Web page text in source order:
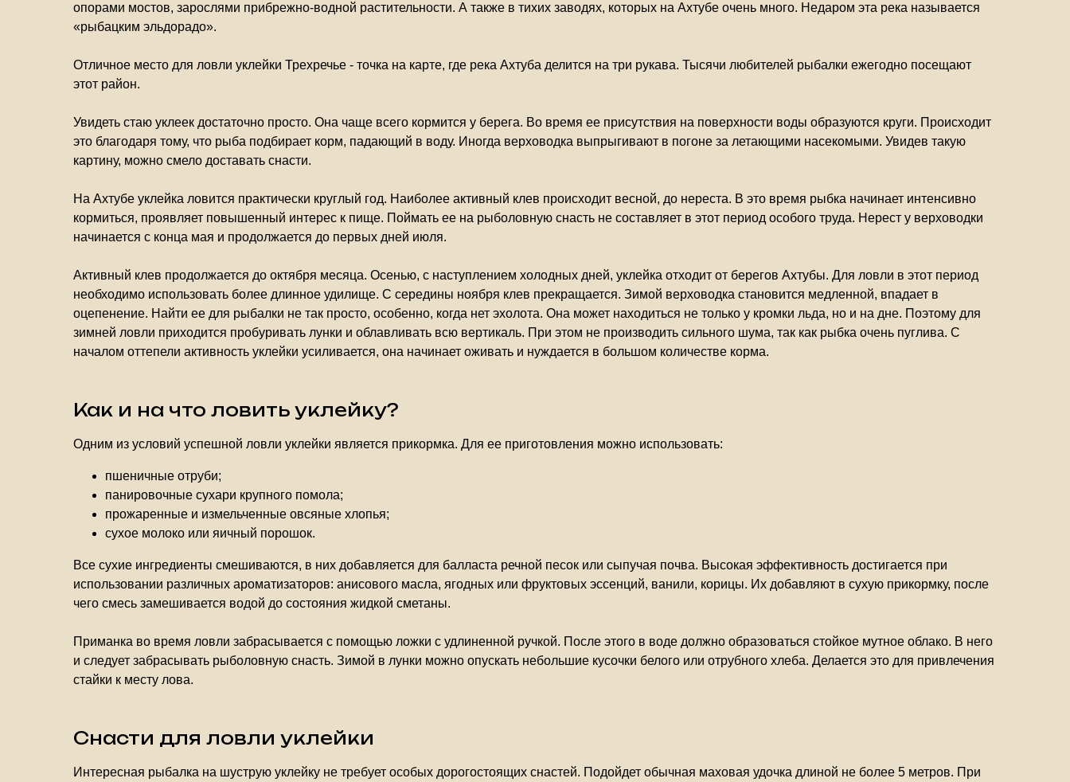
опорами мостов, зарослями прибрежно-водной растительности. А также в тихих заводях, которых на Ахтубе очень много. Недаром эта река называется
«рыбацким эльдорадо».
Отличное место для ловли уклейки Трехречье - точка на карте, где река Ахтуба делится на три рукава. Тысячи любителей рыбалки ежегодно посещают
этот район.
Увидеть стаю уклеек достаточно просто. Она чаще всего кормится у берега. Во время ее присутствия на поверхности воды образуются круги. Происходит
это благодаря тому, что рыба подбирает корм, падающий в воду. Иногда верховодка выпрыгивают в погоне за летающими насекомыми. Увидев такую
картину, можно смело доставать снасти.
На Ахтубе уклейка ловится практически круглый год. Наиболее активный клев происходит весной, до нереста. В это время рыбка начинает интенсивно
кормиться, проявляет повышенный интерес к пище. Поймать ее на рыболовную снасть не составляет в этот период особого труда. Нерест у верховодки
начинается с конца мая и продолжается до первых дней июля.
Активный клев продолжается до октября месяца. Осенью, с наступлением холодных дней, уклейка отходит от берегов Ахтубы. Для ловли в этот период
необходимо использовать более длинное удилище. С середины ноября клев прекращается. Зимой верховодка становится медленной, впадает в
оцепенение. Найти ее для рыбалки не так просто, особенно, когда нет эхолота. Она может находиться не только у кромки льда, но и на дне. Поэтому для
зимней ловли приходится пробуривать лунки и облавливать всю вертикаль. При этом не производить сильного шума, так как рыбка очень пуглива. С
началом оттепели активность уклейки усиливается, она начинает оживать и нуждается в большом количестве корма.
Как и на что ловить уклейку?
Одним из условий успешной ловли уклейки является прикормка. Для ее приготовления можно использовать:
пшеничные отруби;
панировочные сухари крупного помола;
прожаренные и измельченные овсяные хлопья;
сухое молоко или яичный порошок.
Все сухие ингредиенты смешиваются, в них добавляется для балласта речной песок или сыпучая почва. Высокая эффективность достигается при
использовании различных ароматизаторов: анисового масла, ягодных или фруктовых эссенций, ванили, корицы. Их добавляют в сухую прикормку, после
чего смесь замешивается водой до состояния жидкой сметаны.
Приманка во время ловли забрасывается с помощью ложки с удлиненной ручкой. После этого в воде должно образоваться стойкое мутное облако. В него
и следует забрасывать рыболовную снасть. Зимой в лунки можно опускать небольшие кусочки белого или отрубного хлеба. Делается это для привлечения
стайки к месту лова.
Снасти для ловли уклейки
Интересная рыбалка на шуструю уклейку не требует особых дорогостоящих снастей. Подойдет обычная маховая удочка длиной не более 5 метров. При